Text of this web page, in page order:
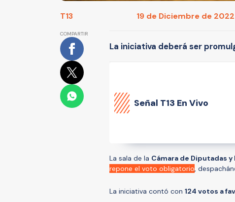
T13 19 de Diciembre de
COMPARTIR
La iniciativa deberá ser
Señal T13 En Vivo
La sala de la Cámara de Diputadas
repone el voto obligatorio,
La iniciativa contó con 124 votos a